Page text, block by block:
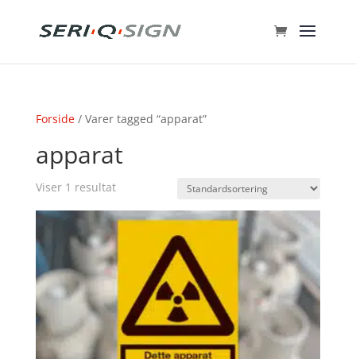
Forside/ Varer tagged “apparat”
apparat
Viser 1 resultat